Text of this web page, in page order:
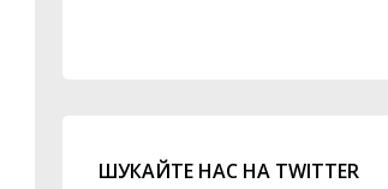
ШУКАЙТЕ НАС НА TWITTER